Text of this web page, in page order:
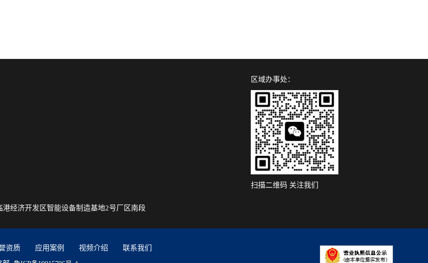
经济开发区智能设备制造基地2号厂区南段
区域办事处：
扫描二维码 关注我们
资质 应用案例 视频介绍
联系我们